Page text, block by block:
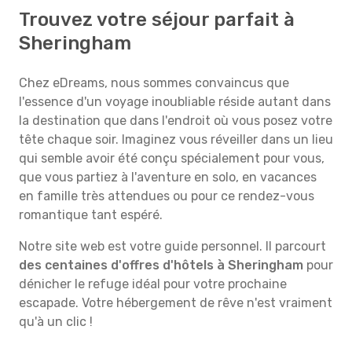
Trouvez votre séjour parfait à
Sheringham
Chez eDreams, nous sommes convaincus que
l'essence d'un voyage inoubliable réside autant dans
la destination que dans l'endroit où vous posez votre
tête chaque soir. Imaginez vous réveiller dans un lieu
qui semble avoir été conçu spécialement pour vous,
que vous partiez à l'aventure en solo, en vacances
en famille très attendues ou pour ce rendez-vous
romantique tant espéré.
Notre site web est votre guide personnel. Il parcourt
des centaines d'offres d'hôtels à Sheringham pour
dénicher le refuge idéal pour votre prochaine
escapade. Votre hébergement de rêve n'est vraiment
qu'à un clic !